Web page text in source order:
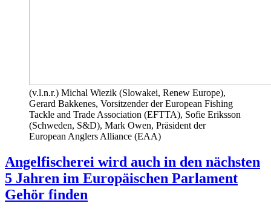
(v.l.n.r.) Michal Wiezik (Slowakei, Renew Europe),
Gerard Bakkenes, Vorsitzender der European Fishing
Tackle and Trade Association (EFTTA), Sofie Eriksson
(Schweden, S&D), Mark Owen, Präsident der
European Anglers Alliance (EAA)
Angelfischerei wird auch in den nächsten
5 Jahren im Europäischen Parlament
Gehör finden